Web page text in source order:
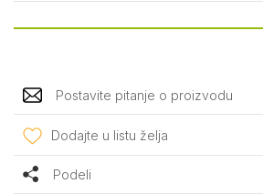
Postavite pitanje o proizvodu
Dodajte u listu želja
Podeli